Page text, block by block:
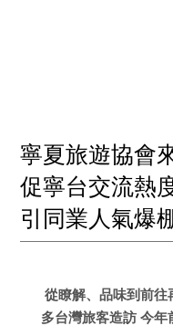
寧夏旅遊協會
促寧台交流熱
引同業人氣爆
從瞭解、品味到前往
多台灣旅客造訪 今年